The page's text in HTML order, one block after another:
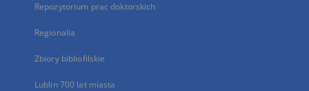
Repozytorium prac doktorskich
Regionalia
Zbiory bibliofilskie
Lublin 700 lat miasta